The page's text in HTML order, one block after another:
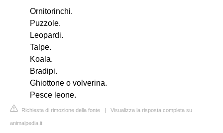
Ornitorinchi.
Puzzole.
Leopardi.
Talpe.
Koala.
Bradipi.
Ghiottone o volverina.
Pesce leone.
Richiesta di rimozione della fonte | Visualizza la risposta completa su
animalpedia.it